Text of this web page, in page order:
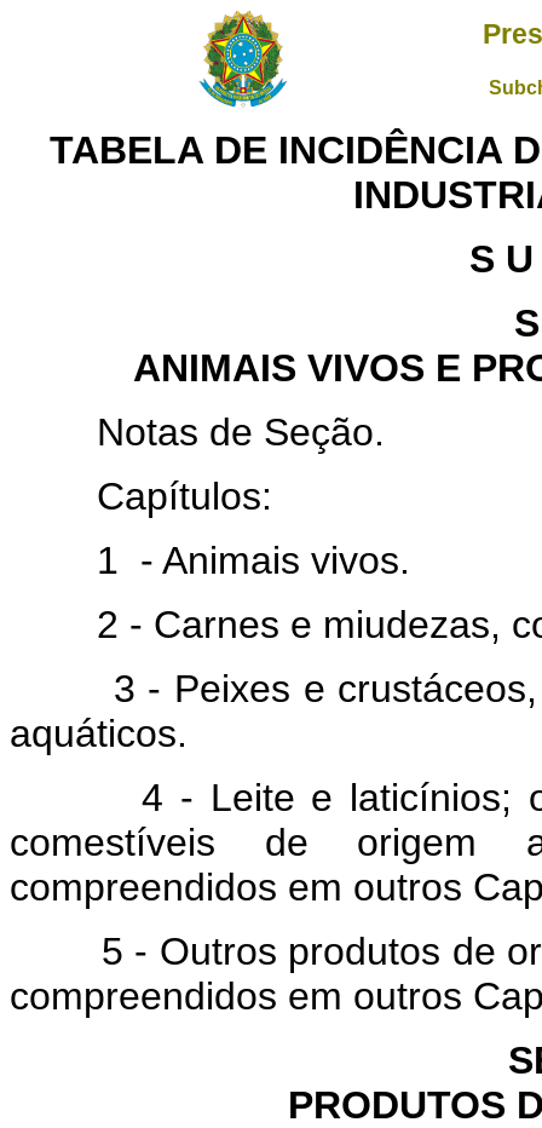
TABELA DE INCIDÊNCIA
S
ANIMAIS VIVOS E
Notas de Seção.
Capítulos:
1 - Animais vivos.
2 - Carnes e miudezas,
3 - Peixes e crustáceos,
aquáticos.
4 - Leite e laticínios;
comestíveis de origem
compreendidos em outros
5 - Outros produtos de
compreendidos em outros
PRODUTOS